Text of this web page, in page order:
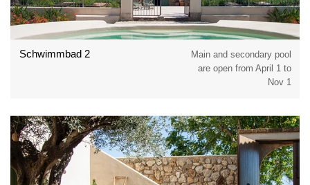
Schwimmbad 2
Main and secondary pool
are open from April 1 to
Nov 1